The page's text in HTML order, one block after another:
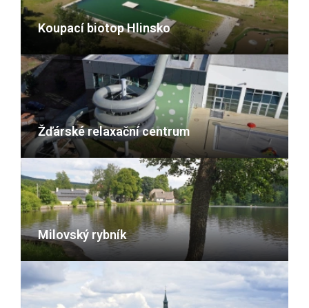
Koupací biotop Hlinsko
Žďárské relaxační centrum
Milovský rybník